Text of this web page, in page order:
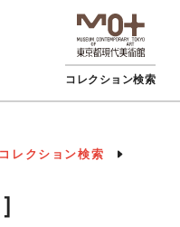
コレクション検索
コレクション検索